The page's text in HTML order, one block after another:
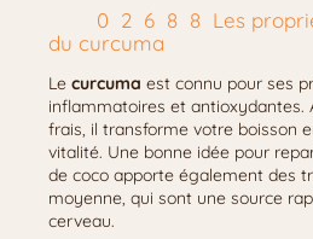
Les
du curcuma
Le curcuma est connu pour ses
inflammatoires et antioxydantes.
frais, il transforme votre boisson
vitalité. Une bonne idée pour
de coco apporte également des
moyenne, qui sont une source
cerveau.